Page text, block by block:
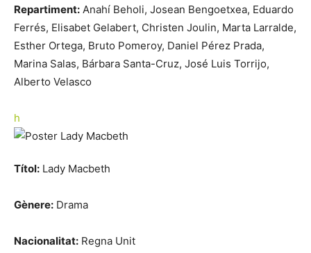
Repartiment: Anahí Beholi, Josean Bengoetxea, Eduardo
Ferrés, Elisabet Gelabert, Christen Joulin, Marta Larralde,
Esther Ortega, Bruto Pomeroy, Daniel Pérez Prada,
Marina Salas, Bárbara Santa-Cruz, José Luis Torrijo,
Alberto Velasco
h
Títol: Lady Macbeth
Gènere: Drama
Nacionalitat: Regna Unit